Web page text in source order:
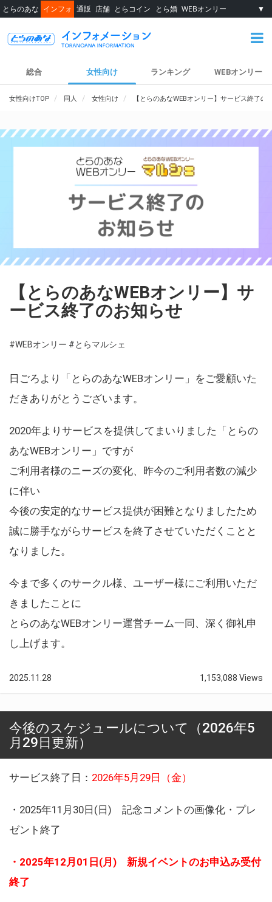
とらのあな インフォ 通販 店舗 とらコイン とら婚 WEBオンリー ▼
総合 女性向け ランキング WEBオンリー
女性向けTOP 同人 女性向け 【とらのあなWEBオンリー】サービス終了の
【とらのあなWEBオンリー】サ
ービス終了のお知らせ
#WEBオンリー #とらマルシェ
日ごろより「とらのあなWEBオンリー」をご愛顧いた
だきありがとうございます。
2020年よりサービスを提供してまいりました「とらの
あなWEBオンリー」ですが
ご利用者様のニーズの変化、昨今のご利用者数の減少
に伴い
今後の安定的なサービス提供が困難となりましたため
誠に勝手ながらサービスを終了させていただくことと
なりました。
今まで多くのサークル様、ユーザー様にご利用いただ
きましたことに
とらのあなWEBオンリー運営チーム一同、深く御礼申
し上げます。
2025.11.28 1,153,088 Views
今後のスケジュールについて（2026年5
月29日更新）
サービス終了日： 2026年5月29日（金）
・2025年11月30日(日) 記念コメントの画像化・プレ
ゼント終了
・2025年12月01日(月) 新規イベントのお申込み受付
終了